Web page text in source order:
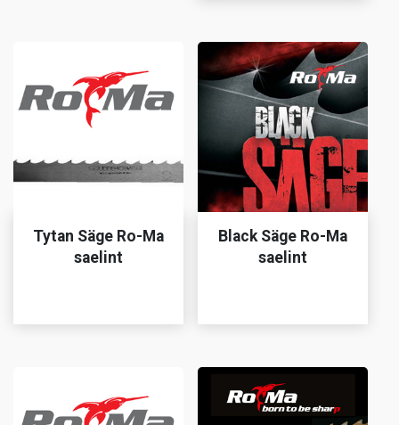
Tytan Säge Ro-Ma
saelint
Black Säge Ro-Ma
saelint